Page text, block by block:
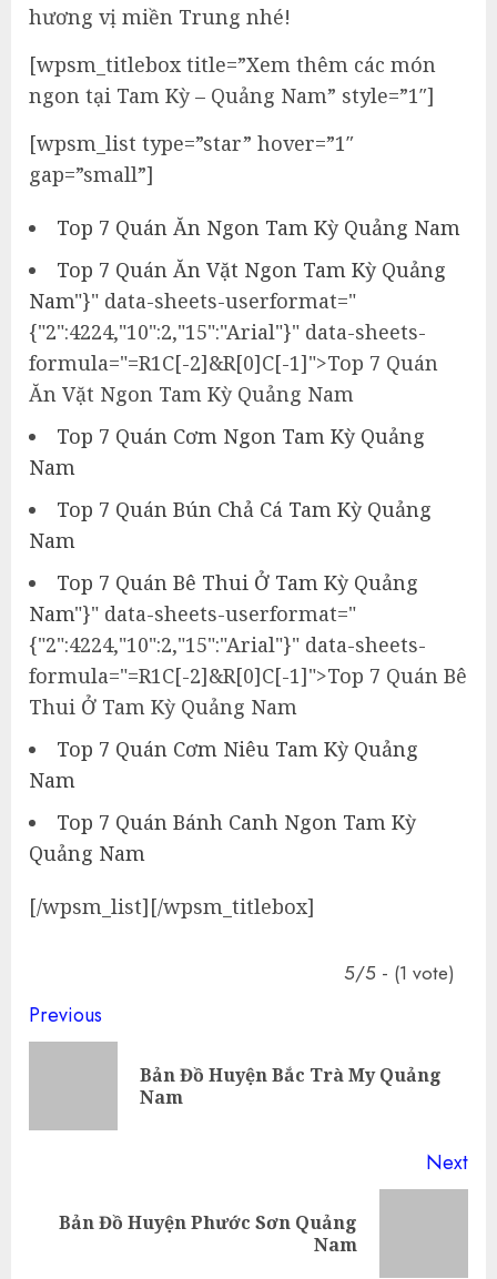
hương vị miền Trung nhé!
[wpsm_titlebox title=”Xem thêm các món
ngon tại Tam Kỳ – Quảng Nam” style=”1″]
[wpsm_list type=”star” hover=”1″
gap=”small”]
Top 7 Quán Ăn Ngon Tam Kỳ Quảng Nam
Top 7 Quán Ăn Vặt Ngon Tam Kỳ Quảng
Nam"}" data-sheets-userformat="
{"2":4224,"10":2,"15":"Arial"}" data-sheets-
formula="=R1C[-2]&R[0]C[-1]">Top 7 Quán
Ăn Vặt Ngon Tam Kỳ Quảng Nam
Top 7 Quán Cơm Ngon Tam Kỳ Quảng
Nam
Top 7 Quán Bún Chả Cá Tam Kỳ Quảng
Nam
Top 7 Quán Bê Thui Ở Tam Kỳ Quảng
Nam"}" data-sheets-userformat="
{"2":4224,"10":2,"15":"Arial"}" data-sheets-
formula="=R1C[-2]&R[0]C[-1]">Top 7 Quán Bê
Thui Ở Tam Kỳ Quảng Nam
Top 7 Quán Cơm Niêu Tam Kỳ Quảng
Nam
Top 7 Quán Bánh Canh Ngon Tam Kỳ
Quảng Nam
[/wpsm_list][/wpsm_titlebox]
5/5 - (1 vote)
Continue
Reading
Previous
Bản Đồ Huyện Bắc Trà My Quảng
Nam
Next
NextBản Đồ Huyện Phước Sơn Quảng
Nam